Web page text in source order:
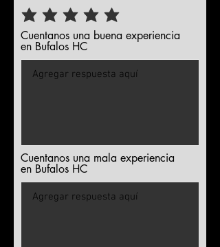
Cuentanos una buena experiencia
en Bufalos HC
Cuentanos una mala experiencia
en Bufalos HC